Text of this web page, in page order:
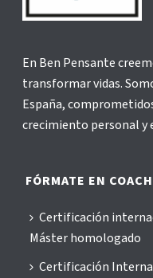
En Ben Pensante
transformar vidas.
España,
crecimiento personal y
FÓRMATE EN
Certificación
Máster homologado
Certificación